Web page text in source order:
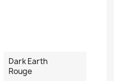
Dark Earth
Rouge